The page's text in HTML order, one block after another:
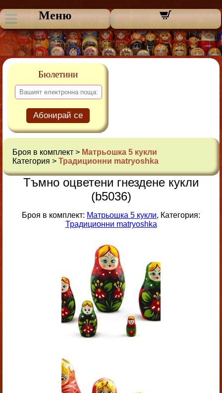
Меню
Бюлетини
Абонирай се
Броя в комплект > Матрьошка 5 кукли
Категория > Традиционни matryoshka
Тъмно оцветени гнездене кукли
(b5036)
Броя в комплект: Матрьошка 5 кукли, Категория:
Традиционни matryoshka